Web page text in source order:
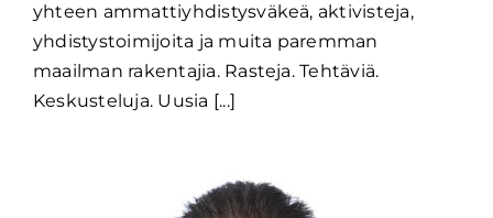
yhteen ammattiyhdistysväkeä, aktivisteja,
yhdistystoimijoita ja muita paremman
maailman rakentajia. Rasteja. Tehtäviä.
Keskusteluja. Uusia [...]